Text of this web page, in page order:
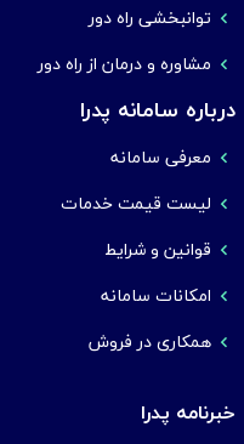
توانبخشی راه دور
مشاوره و درمان از راه دور
درباره سامانه پدرا
معرفی سامانه
لیست قیمت خدمات
قوانین و شرایط
امکانات سامانه
همکاری در فروش
خبرنامه پدرا